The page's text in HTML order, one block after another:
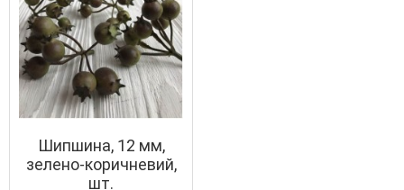
Шипшина, 12 мм,
зелено-коричневий,
шт.